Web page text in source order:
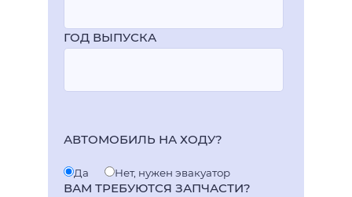
ГОД ВЫПУСКА
АВТОМОБИЛЬ НА ХОДУ?
Да Нет, нужен эвакуатор
ВАМ ТРЕБУЮТСЯ ЗАПЧАСТИ?